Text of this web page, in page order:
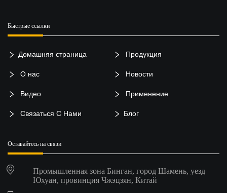
Быстрые ссылки
Домашняя страница Продукция
О нас Новости
Видео Применение
Связаться С Нами Блог
Оставайтесь на связи
Промышленная зона Бинган, город Шамень, уезд
Юхуан, провинция Чжэцзян, Китай